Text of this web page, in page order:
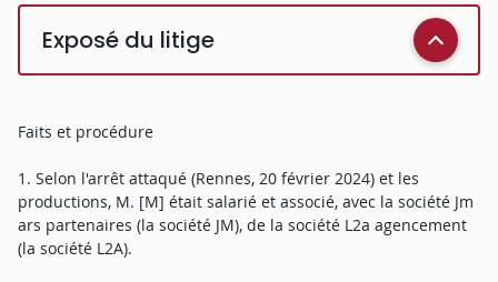
Exposé du litige
Faits et procédure
1. Selon l'arrêt attaqué (Rennes, 20 février 2024) et les
productions, M. [M] était salarié et associé, avec la société Jm
ars partenaires (la société JM), de la société L2a agencement
(la société L2A).